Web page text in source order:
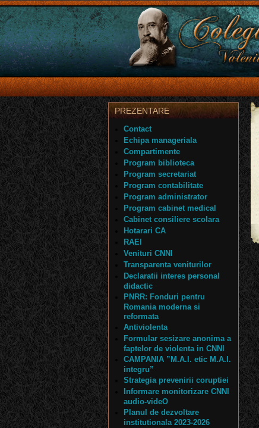
PREZENTARE
Contact
Echipa manageriala
Compartimente
Program biblioteca
Program secretariat
Program contabilitate
Program administrator
Program cabinet medical
Cabinet consiliere scolara
Hotarari CA
RAEI
Venituri CNNI
Transparenta veniturilor
Declaratii interes personal
didactic
PNRR: Fonduri pentru
Romania moderna si
reformata
Antiviolenta
Formular sesizare anonima a
faptelor de violenta in CNNI
CAMPANIA ”M.A.I. etic M.A.I.
integru”
Strategia prevenirii coruptiei
Informare monitorizare CNNI
audio-videO
Planul de dezvoltare
institutionala 2023-2026